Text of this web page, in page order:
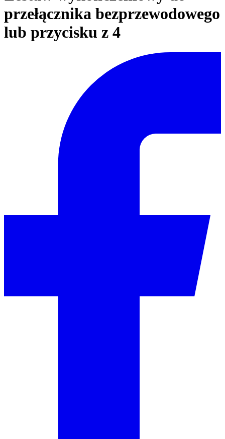
przełącznika bezprzewodowego
lub przycisku z 4